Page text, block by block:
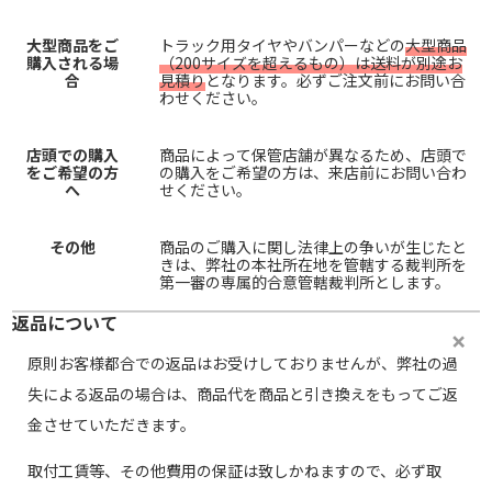
大型商品をご
購入される場
合
トラック用タイヤやバンパーなどの大型商品
（200サイズを超えるもの）は送料が別途お
見積りとなります。必ずご注文前にお問い合
わせください。
店頭での購入
をご希望の方
へ
商品によって保管店舗が異なるため、店頭で
の購入をご希望の方は、来店前にお問い合わ
せください。
その他
商品のご購入に関し法律上の争いが生じたと
きは、弊社の本社所在地を管轄する裁判所を
第一審の専属的合意管轄裁判所とします。
返品について
原則お客様都合での返品はお受けしておりませんが、弊社の過
失による返品の場合は、商品代を商品と引き換えをもってご返
金させていただきます。
取付工賃等、その他費用の保証は致しかねますので、必ず取